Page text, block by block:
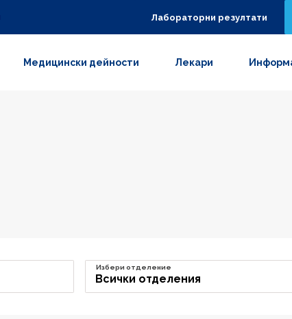
Лабораторни резултати
Медицински дейности Лекари
Всички отделения
Избери отделение